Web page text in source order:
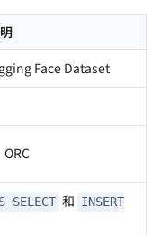
Face Dataset
SELECT 和 INSERT